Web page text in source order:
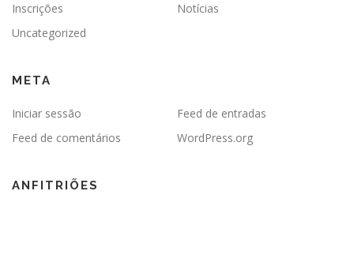
Inscrições
Notícias
Uncategorized
META
Iniciar sessão
Feed de entradas
Feed de comentários
WordPress.org
ANFITRIÕES